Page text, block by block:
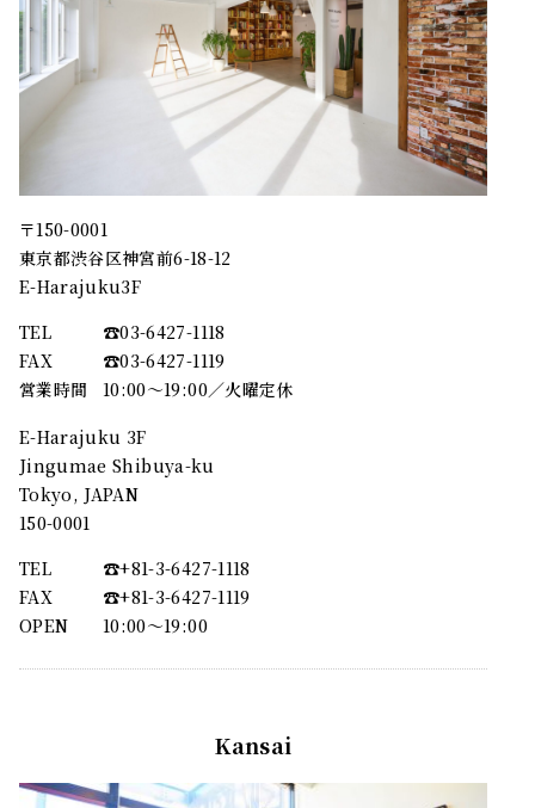
〒150-0001
東京都渋谷区神宮前6-18-12
E-Harajuku3F
TEL
☎︎03-6427-1118
FAX
☎︎03-6427-1119
営業時間
10:00～19:00／火曜定休
E-Harajuku 3F
Jingumae Shibuya-ku
Tokyo, JAPAN
150-0001
TEL
☎︎+81-3-6427-1118
FAX
☎︎+81-3-6427-1119
OPEN
10:00〜19:00
Kansai